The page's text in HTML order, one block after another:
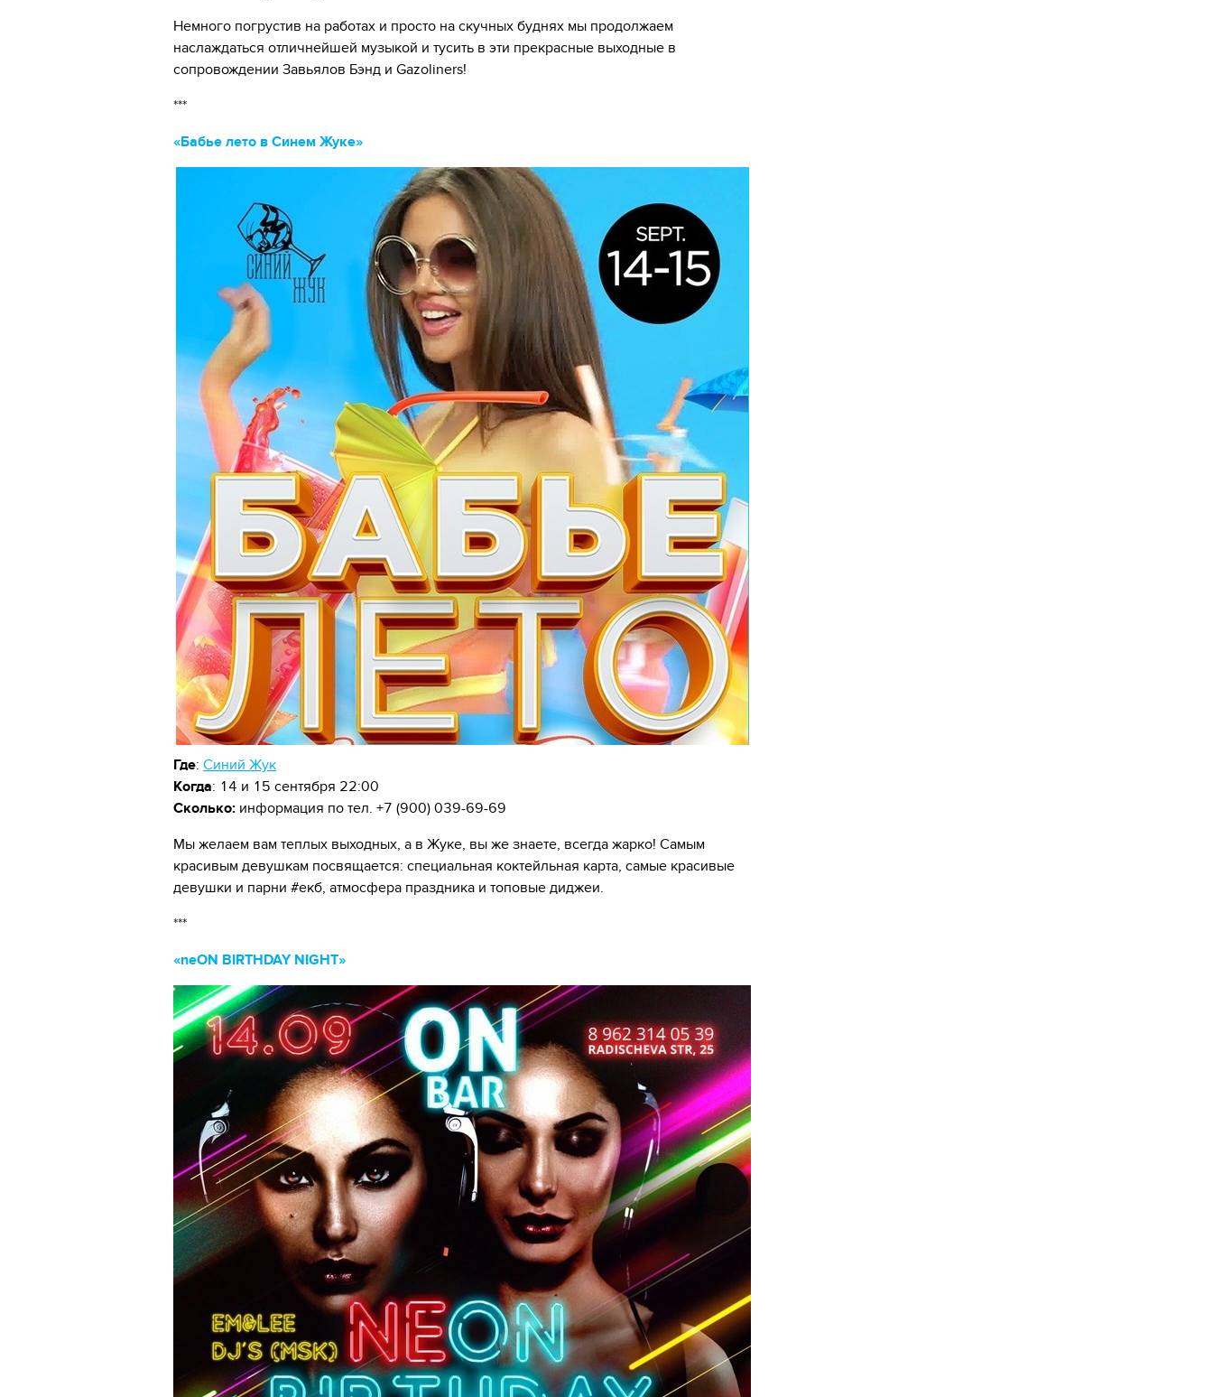
Немного погрустив на работах и просто на скучных буднях мы продолжаем
наслаждаться отличнейшей музыкой и тусить в эти прекрасные выходные в
сопровождении Завьялов Бэнд и Gazoliners!
***
«Бабье лето в Синем Жуке»
Где: Синий Жук
Когда: 14 и 15 сентября 22:00
Сколько: информация по тел. +7 (900) 039-69-69
Мы желаем вам теплых выходных, а в Жуке, вы же знаете, всегда жарко! Самым
красивым девушкам посвящается: специальная коктейльная карта, самые красивые
девушки и парни #екб, атмосфера праздника и топовые диджеи.
***
«neON BIRTHDAY NIGHT»